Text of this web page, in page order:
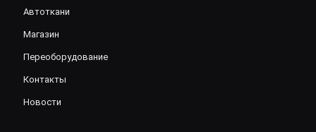
Автоткани
Магазин
Переоборудование
Контакты
Новости